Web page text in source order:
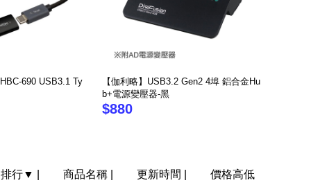
690 USB3.1 Ty
【伽利略】USB3.2 Gen2 4埠 鋁合金Hu
b+電源變壓器-黑
$880
行▼ 商品名稱 更新時間 價格高低